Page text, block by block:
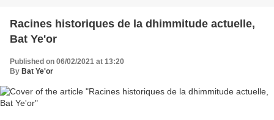
Racines historiques de la dhimmitude actuelle,
Bat Ye'or
Published on 06/02/2021 at 13:20
By Bat Ye'or